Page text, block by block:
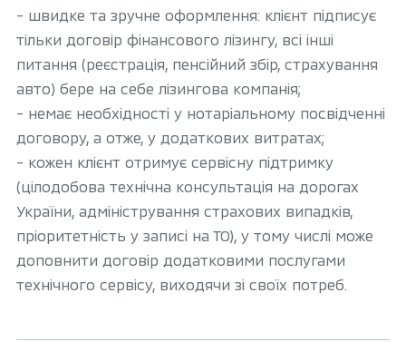
- швидке та зручне оформлення: клієнт підписує
тільки договір фінансового лізингу, всі інші
питання (реєстрація, пенсійний збір, страхування
авто) бере на себе лізингова компанія;
- немає необхідності у нотаріальному посвідченні
договору, а отже, у додаткових витратах;
- кожен клієнт отримує сервісну підтримку
(цілодобова технічна консультація на дорогах
України, адміністрування страхових випадків,
пріоритетність у записі на ТО), у тому числі може
доповнити договір додатковими послугами
технічного сервісу, виходячи зі своїх потреб.